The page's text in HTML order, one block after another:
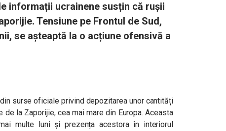
informații ucrainene susțin că rușii
Tensiune pe Frontul de Sud,
se așteaptă la o acțiune ofensivă a
surse oficiale privind depozitarea unor cantități
la Zaporijie, cea mai mare din Europa. Aceasta
multe luni și prezența acestora în interiorul